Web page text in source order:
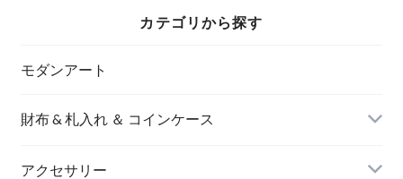
カテゴリから探す
モダンアート
財布 & 札入れ ＆ コインケース
アクセサリー